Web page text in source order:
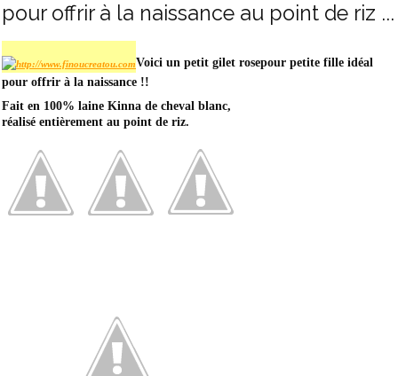
pour offrir à la naissance au point de riz ...
Voici un petit gilet rosepour petite fille idéal
pour offrir à la naissance !!
Fait en 100% laine Kinna de cheval blanc,
réalisé entièrement au point de riz.